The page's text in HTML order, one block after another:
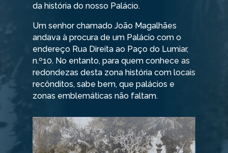
da história do nosso Palácio.
Um senhor chamado João Magalhães
andava à procura de um Palácio com o
endereço Rua Direita ao Paço do Lumiar,
n.º10. No entanto, para quem conhece as
redondezas desta zona história com locais
recônditos, sabe bem, que palácios e
zonas emblemáticas não faltam.